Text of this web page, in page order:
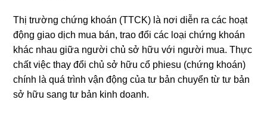
Thị trường chứng khoán (TTCK) là nơi diễn ra các hoạt
động giao dịch mua bán, trao đổi các loại chứng khoán
khác nhau giữa người chủ sở hữu với người mua. Thực
chất việc thay đổi chủ sở hữu cổ phiesu (chứng khoán)
chính là quá trình vận động của tư bản chuyển từ tư bản
sở hữu sang tư bản kinh doanh.